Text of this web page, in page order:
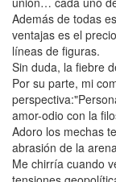
Además de todas
ventajas es el
líneas de figuras.
Sin duda, la fiebre
Por su parte, mi
amor-odio con la
Adoro los mechas
abrasión de la
Me chirría cuando